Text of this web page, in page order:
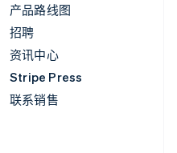
产品路线图
招聘
资讯中心
Stripe Press
联系销售